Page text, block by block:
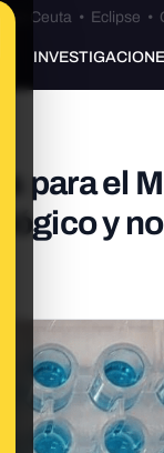
Ceuta • Eclipse •
para el
y